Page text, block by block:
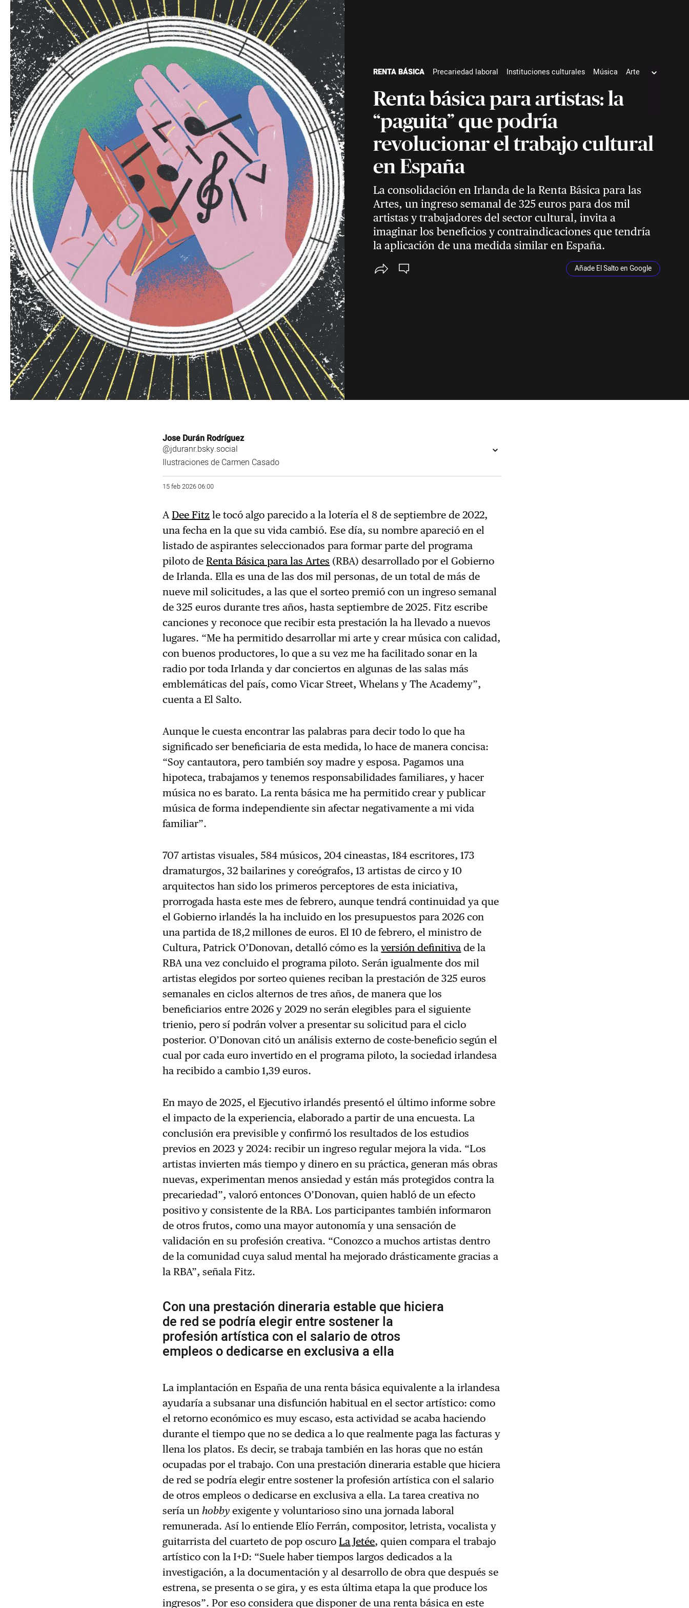
RENTA BÁSICA Precariedad laboral Instituciones culturales Música
Arte
Renta básica para artistas: la
“paguita” que podría
revolucionar el trabajo cultural
en España
La consolidación en Irlanda de la Renta Básica para las
Artes, un ingreso semanal de 325 euros para dos mil
artistas y trabajadores del sector cultural, invita a
imaginar los beneficios y contraindicaciones que tendría
la aplicación de una medida similar en España.
Añade El Salto en Google
Jose Durán Rodríguez
@jduranr.bsky.social
Ilustraciones de Carmen Casado
15 feb 2026 06:00
ADee Fitz le tocó algo parecido a la lotería el 8 de septiembre de 2022,
una fecha en la que su vida cambió. Ese día, su nombre apareció en el
listado de aspirantes seleccionados para formar parte del programa
piloto deRenta Básica para las Artes (RBA) desarrollado por el Gobierno
de Irlanda. Ella es una de las dos mil personas, de un total de más de
nueve mil solicitudes, a las que el sorteo premió con un ingreso semanal
de 325 euros durante tres años, hasta septiembre de 2025. Fitz escribe
canciones y reconoce que recibir esta prestación la ha llevado a nuevos
lugares. “Me ha permitido desarrollar mi arte y crear música con calidad,
con buenos productores, lo que a su vez me ha facilitado sonar en la
radio por toda Irlanda y dar conciertos en algunas de las salas más
emblemáticas del país, como Vicar Street, Whelans y The Academy”,
cuenta a El Salto.
Aunque le cuesta encontrar las palabras para decir todo lo que ha
significado ser beneficiaria de esta medida, lo hace de manera concisa:
“Soy cantautora, pero también soy madre y esposa. Pagamos una
hipoteca, trabajamos y tenemos responsabilidades familiares, y hacer
música no es barato. La renta básica me ha permitido crear y publicar
música de forma independiente sin afectar negativamente a mi vida
familiar”.
707 artistas visuales, 584 músicos, 204 cineastas, 184 escritores, 173
dramaturgos, 32 bailarines y coreógrafos, 13 artistas de circo y 10
arquitectos han sido los primeros perceptores de esta iniciativa,
prorrogada hasta este mes de febrero, aunque tendrá continuidad ya que
el Gobierno irlandés la ha incluido en los presupuestos para 2026 con
una partida de 18,2 millones de euros. El 10 de febrero, el ministro de
Cultura, Patrick O’Donovan, detalló cómo es laversión definitiva de la
RBA una vez concluido el programa piloto. Serán igualmente dos mil
artistas elegidos por sorteo quienes reciban la prestación de 325 euros
semanales en ciclos alternos de tres años, de manera que los
beneficiarios entre 2026 y 2029 no serán elegibles para el siguiente
trienio, pero sí podrán volver a presentar su solicitud para el ciclo
posterior. O’Donovan citó un análisis externo de coste-beneficio según el
cual por cada euro invertido en el programa piloto, la sociedad irlandesa
ha recibido a cambio 1,39 euros.
En mayo de 2025, el Ejecutivo irlandés presentó el último informe sobre
el impacto de la experiencia, elaborado a partir de una encuesta. La
conclusión era previsible y confirmó los resultados de los estudios
previos en 2023 y 2024: recibir un ingreso regular mejora la vida. “Los
artistas invierten más tiempo y dinero en su práctica, generan más obras
nuevas, experimentan menos ansiedad y están más protegidos contra la
precariedad”, valoró entonces O’Donovan, quien habló de un efecto
positivo y consistente de la RBA. Los participantes también informaron
de otros frutos, como una mayor autonomía y una sensación de
validación en su profesión creativa. “Conozco a muchos artistas dentro
de la comunidad cuya salud mental ha mejorado drásticamente gracias a
la RBA”, señala Fitz.
Con una prestación dineraria estable que hiciera
de red se podría elegir entre sostener la
profesión artística con el salario de otros
empleos o dedicarse en exclusiva a ella
La implantación en España de una renta básica equivalente a la irlandesa
ayudaría a subsanar una disfunción habitual en el sector artístico: como
el retorno económico es muy escaso, esta actividad se acaba haciendo
durante el tiempo que no se dedica a lo que realmente paga las facturas y
llena los platos. Es decir, se trabaja también en las horas que no están
ocupadas por el trabajo. Con una prestación dineraria estable que hiciera
de red se podría elegir entre sostener la profesión artística con el salario
de otros empleos o dedicarse en exclusiva a ella. La tarea creativa no
sería un hobby exigente y voluntarioso sino una jornada laboral
remunerada. Así lo entiende Elío Ferrán, compositor, letrista, vocalista y
guitarrista del cuarteto de pop oscuroLa Jetée, quien compara el trabajo
artístico con la I+D: “Suele haber tiempos largos dedicados a la
investigación, a la documentación y al desarrollo de obra que después se
estrena, se presenta o se gira, y es esta última etapa la que produce los
ingresos”. Por eso considera que disponer de una renta básica en este